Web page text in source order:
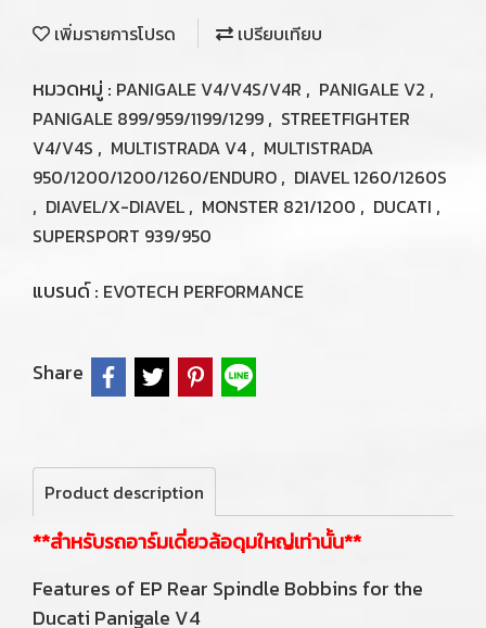
เพิ่มรายการโปรด เปรียบเทียบ
หมวดหมู่ : PANIGALE V4/V4S/V4R , PANIGALE V2 ,
PANIGALE 899/959/1199/1299 , STREETFIGHTER
V4/V4S , MULTISTRADA V4 , MULTISTRADA
950/1200/1200/1260/ENDURO , DIAVEL 1260/1260S
, DIAVEL/X-DIAVEL , MONSTER 821/1200 , DUCATI ,
SUPERSPORT 939/950
แบรนด์ : EVOTECH PERFORMANCE
Share
Product description
**สำหรับรถอาร์มเดี่ยวล้อดุมใหญ่เท่านั้น**
Features of EP Rear Spindle Bobbins for the
Ducati Panigale V4